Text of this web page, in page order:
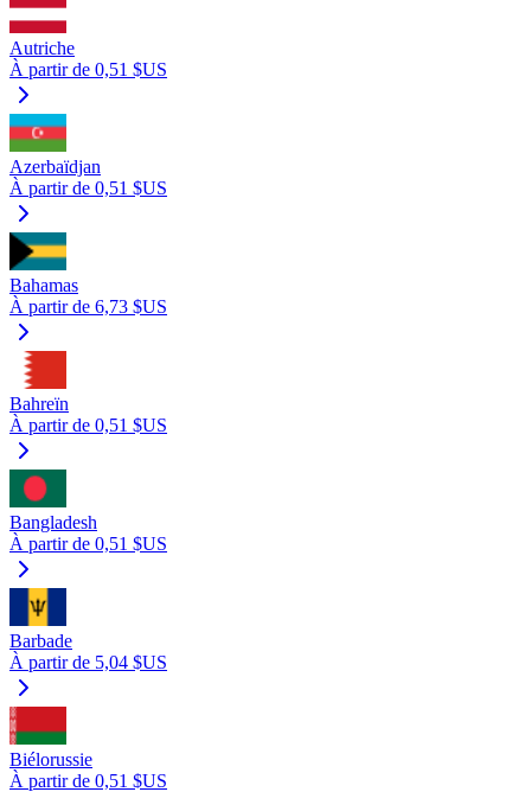
Autriche
À partir de 0,51 $US
Azerbaïdjan
À partir de 0,51 $US
Bahamas
À partir de 6,73 $US
Bahreïn
À partir de 0,51 $US
Bangladesh
À partir de 0,51 $US
Barbade
À partir de 5,04 $US
Biélorussie
À partir de 0,51 $US